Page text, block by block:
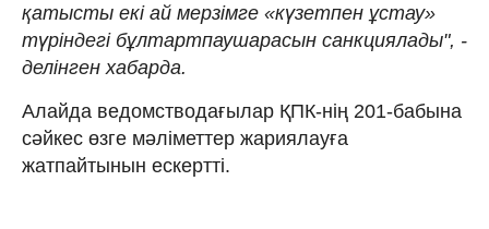
қатысты екі ай мерзімге «күзетпен ұстау»
түріндегі бұлтартпаушарасын санкциялады", -
делінген хабарда.
Алайда ведомстводағылар ҚПК-нің 201-бабына
сәйкес өзге мәліметтер жариялауға
жатпайтынын ескертті.